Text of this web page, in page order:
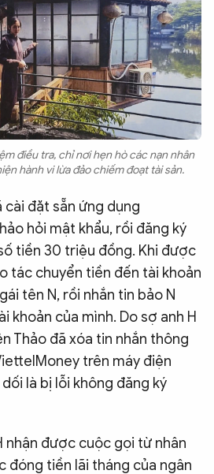
điều tra, chỉ nơi hẹn hò các nạn nhân
hành vi lừa đảo chiếm đoạt tài sản.
cài đặt sẵn ứng dụng
hỏi mật khẩu, rồi đăng ký
tiền 30 triệu đồng. Khi được
tác chuyển tiền đến tài khoản
tên N, rồi nhắn tin bảo N
khoản của mình. Do sợ anh H
Thảo đã xóa tin nhắn thông
trên máy điện
là bị lỗi không đăng ký
nhận được cuộc gọi từ nhân
đóng tiền lãi tháng của ngân